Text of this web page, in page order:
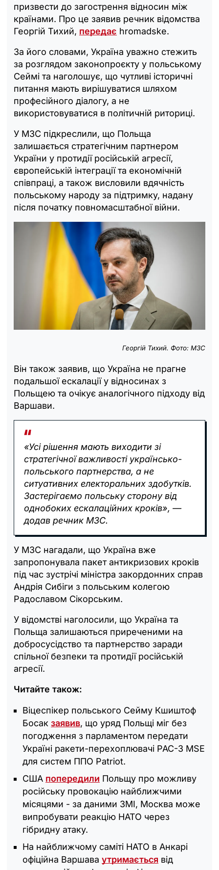
призвести до загострення відносин між
країнами. Про це заявив речник відомства
Георгій Тихий, передає hromadske.
За його словами, Україна уважно стежить
за розглядом законопроєкту у польському
Сеймі та наголошує, що чутливі історичні
питання мають вирішуватися шляхом
професійного діалогу, а не
використовуватися в політичній риториці.
У МЗС підкреслили, що Польща
залишається стратегічним партнером
України у протидії російській агресії,
європейській інтеграції та економічній
співпраці, а також висловили вдячність
польському народу за підтримку, надану
після початку повномасштабної війни.
Георгій Тихий. Фото: МЗС
Він також заявив, що Україна не прагне
подальшої ескалації у відносинах з
Польщею та очікує аналогічного підходу від
Варшави.
«Усі рішення мають виходити зі
стратегічної важливості українсько-
польського партнерства, а не
ситуативних електоральних здобутків.
Застерігаємо польську сторону від
однобоких ескалаційних кроків», —
додав речник МЗС.
У МЗС нагадали, що Україна вже
запропонувала пакет антикризових кроків
під час зустрічі міністра закордонних справ
Андрія Сибіги з польським колегою
Радославом Сікорським.
У відомстві наголосили, що Україна та
Польща залишаються приреченими на
добросусідство та партнерство заради
спільної безпеки та протидії російській
агресії.
Читайте також:
Віцеспікер польського Сейму Кшиштоф
Босак заявив, що уряд Польщі міг без
погодження з парламентом передати
Україні ракети-перехоплювачі РАС-3 MSE
для систем ППО Patriot.
США попередили Польщу про можливу
російську провокацію найближчими
місяцями - за даними ЗМІ, Москва може
випробувати реакцію НАТО через
гібридну атаку.
На найближчому саміті НАТО в Анкарі
офіційна Варшава утримається від